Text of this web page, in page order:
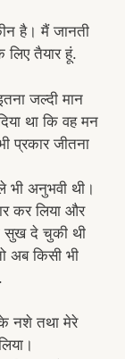
है। मैं जानती
तैयार हूं.
जल्दी मान
था कि वह मन
प्रकार जीतना
भी अनुभवी थी।
कर लिया और
सुख दे चुकी थी
अब किसी भी
नशे तथा मेरे